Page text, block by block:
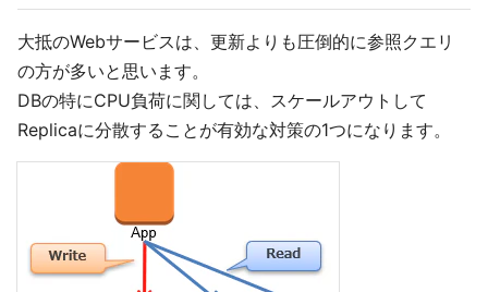
大抵のWebサービスは、更新よりも圧倒的に参照クエリ
の方が多いと思います。
DBの特にCPU負荷に関しては、スケールアウトして
Replicaに分散することが有効な対策の1つになります。